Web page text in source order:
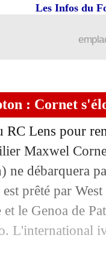
Les Infos du
: Cornet
RC Lens pour
Maxwel
ne débarquera
prêté par
le Genoa de
L'international
pour Wahi
compos
par Séville
à Metz, Laval